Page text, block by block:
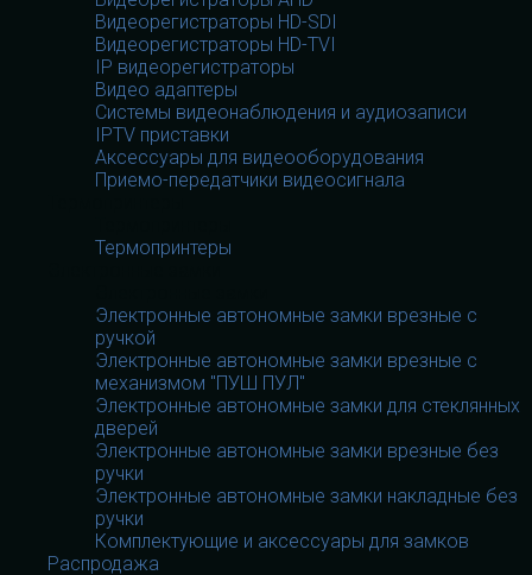
Видеорегистраторы HD-SDI
Видеорегистраторы HD-TVI
IP видеорегистраторы
Видео адаптеры
Системы видеонаблюдения и аудиозаписи
IPTV приставки
Аксессуары для видеооборудования
Приемо-передатчики видеосигнала
Термопринтеры
Электронные автономные замки врезные с
ручкой
Электронные автономные замки врезные с
механизмом "ПУШ ПУЛ"
Электронные автономные замки для стеклянных
дверей
Электронные автономные замки врезные без
ручки
Электронные автономные замки накладные без
ручки
Комплектующие и аксессуары для замков
Распродажа